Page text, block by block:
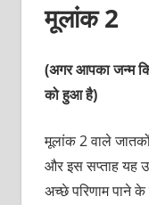
मूलांक 2
(अगर आपका जन्म
को हुआ है)
मूलांक 2 वाले
और इस सप्‍ताह यह
अच्‍छे परिणाम पाने